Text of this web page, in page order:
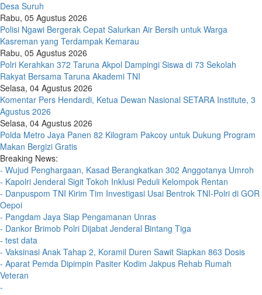
Desa Suruh
Rabu, 05 Agustus 2026
Polisi Ngawi Bergerak Cepat Salurkan Air Bersih untuk Warga
Kasreman yang Terdampak Kemarau
Rabu, 05 Agustus 2026
Polri Kerahkan 372 Taruna Akpol Dampingi Siswa di 73 Sekolah
Rakyat Bersama Taruna Akademi TNI
Selasa, 04 Agustus 2026
Komentar Pers Hendardi, Ketua Dewan Nasional SETARA Institute, 3
Agustus 2026
Selasa, 04 Agustus 2026
Polda Metro Jaya Panen 82 Kilogram Pakcoy untuk Dukung Program
Makan Bergizi Gratis
Breaking News:
- Wujud Penghargaan, Kasad Berangkatkan 302 Anggotanya Umroh
- Kapolri Jenderal Sigit Tokoh Inklusi Peduli Kelompok Rentan
- Danpuspom TNI Kirim Tim Investigasi Usai Bentrok TNI-Polri di GOR
Oepoi
- Pangdam Jaya Siap Pengamanan Unras
- Dankor Brimob Polri Dijabat Jenderal Bintang Tiga
- test data
- Vaksinasi Anak Tahap 2, Koramil Duren Sawit Siapkan 863 Dosis
- Aparat Pemda Dipimpin Pasiter Kodim Jakpus Rehab Rumah
Veteran
-